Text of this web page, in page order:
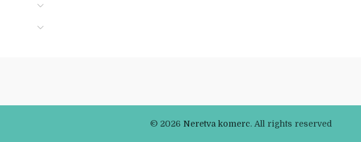
© 2026 Neretva komerc. All rights reserved